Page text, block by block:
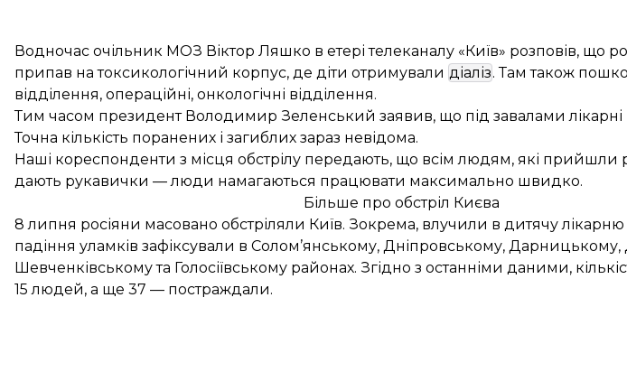
Водночас очільник МОЗ Віктор Ляшко в етері телеканалу «Київ» розповів, що
припав на токсикологічний корпус, де діти отримували діаліз. Там також
відділення, операційні, онкологічні відділення.
Тим часом президент Володимир Зеленський заявив, що під завалами
Точна кількість поранених і загиблих зараз невідома.
Наші кореспонденти з місця обстрілу передають, що всім людям, які прийшли
дають рукавички — люди намагаються працювати максимально швидко.
Більше про обстріл Києва
8 липня росіяни масовано обстріляли Київ. Зокрема, влучили в дитячу
падіння уламків зафіксували в Солом’янському, Дніпровському,
Шевченківському та Голосіївському районах. Згідно з останніми даними,
15 людей, а ще 37 — постраждали.